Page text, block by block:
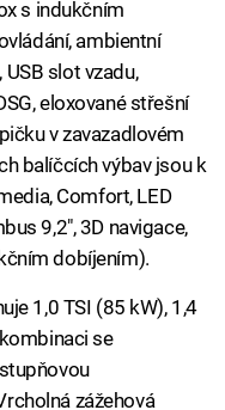
s indukčním
ambientní
slot vzadu,
eloxované střešní
v zavazadlovém
balíčcích výbav jsou k
Comfort, LED
9,2", 3D navigace,
dobíjením).
1,0 TSI (85 kW), 1,4
se
zážehová